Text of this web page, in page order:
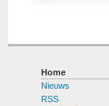
Home
Nieuws
RSS